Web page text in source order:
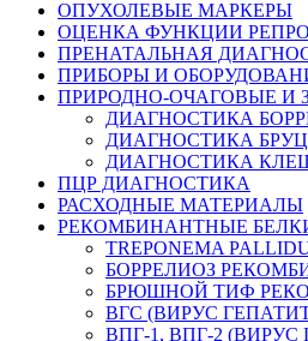
ОПУХОЛЕВЫЕ МАРКЕРЫ
ОЦЕНКА ФУНКЦИИ
ПРЕНАТАЛЬНАЯ
ПРИБОРЫ И
ПРИРОДНО-ОЧАГОВЫЕ И
ДИАГНОСТИКА
ДИАГНОСТИКА
ДИАГНОСТИКА
ПЦР ДИАГНОСТИКА
РАСХОДНЫЕ МАТЕРИАЛЫ
РЕКОМБИНАНТНЫЕ
TREPONEMA
БОРРЕЛИОЗ
БРЮШНОЙ ТИФ
ВГС (ВИРУС
ВПГ-1, ВПГ-2